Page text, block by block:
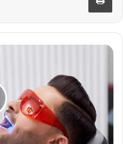
لایت
+
انواع
لایت
کیور